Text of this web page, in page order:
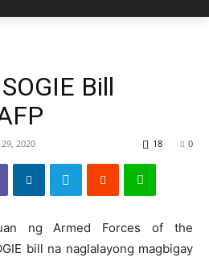
Bill
2020 0
18
ng Armed Forces of the
bill na naglalayong magbigay